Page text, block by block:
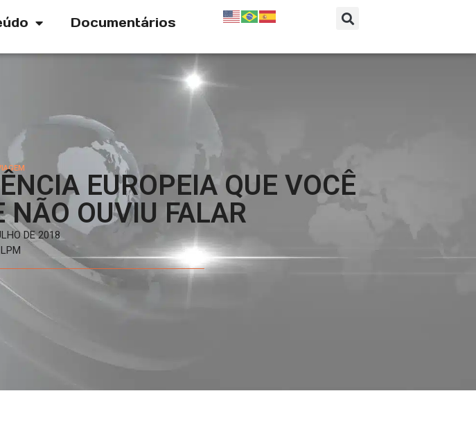
Documentários
EUROPEIA QUE VOCÊ
NÃO OUVIU FALAR
DE 2018
LPM